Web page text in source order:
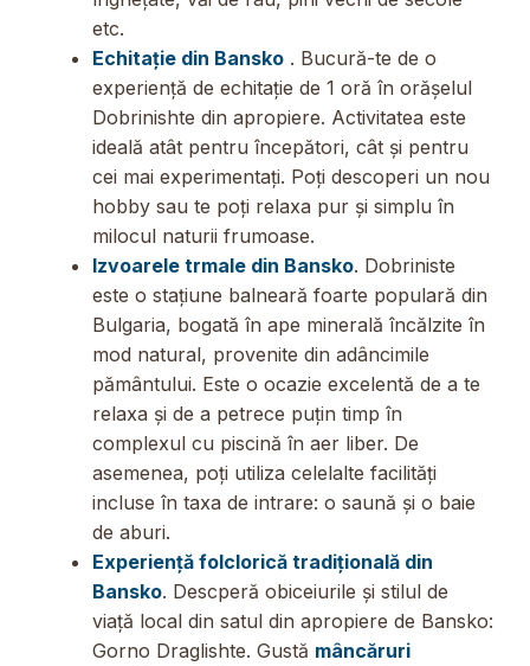
etc.
Echitație din Bansko . Bucură-te de o
experiență de echitație de 1 oră în orășelul
Dobrinishte din apropiere. Activitatea este
ideală atât pentru începători, cât și pentru
cei mai experimentați. Poți descoperi un nou
hobby sau te poți relaxa pur și simplu în
milocul naturii frumoase.
Izvoarele trmale din Bansko. Dobriniste
este o stațiune balneară foarte populară din
Bulgaria, bogată în ape minerală încălzite în
mod natural, provenite din adâncimile
pământului. Este o ocazie excelentă de a te
relaxa și de a petrece puțin timp în
complexul cu piscină în aer liber. De
asemenea, poți utiliza celelalte facilități
incluse în taxa de intrare: o saună și o baie
de aburi.
Experiență folclorică tradițională din
Bansko. Descperă obiceiurile și stilul de
viață local din satul din apropiere de Bansko:
Gorno Draglishte. Gustă mâncăruri